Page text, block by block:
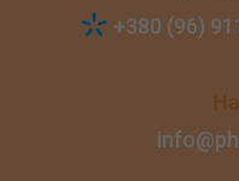
+380 (96)